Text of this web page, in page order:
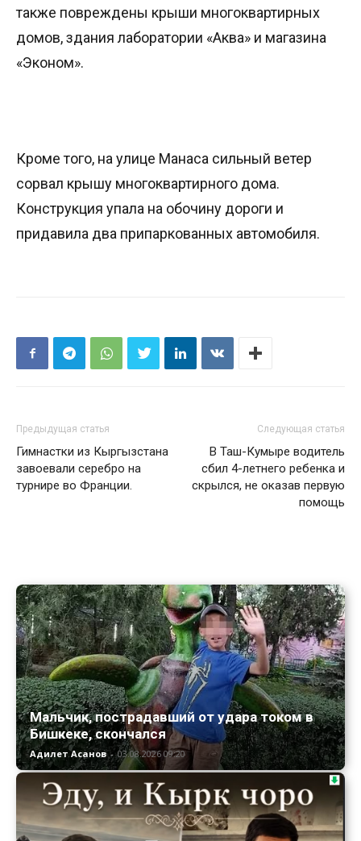
также повреждены крыши многоквартирных
домов, здания лаборатории «Аква» и магазина
«Эконом».
Кроме того, на улице Манаса сильный ветер
сорвал крышу многоквартирного дома.
Конструкция упала на обочину дороги и
придавила два припаркованных автомобиля.
Предыдущая статья
Гимнастки из Кыргызстана
завоевали серебро на
турнире во Франции.
Следующая статья
В Таш-Кумыре водитель
сбил 4-летнего ребенка и
скрылся, не оказав первую
помощь
Мальчик, пострадавший от удара током в
Бишкеке, скончался
Адилет Асанов - 03.08.2026 09:20